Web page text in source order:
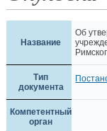
Название
Об
Тип
документа
Компетентный
орган